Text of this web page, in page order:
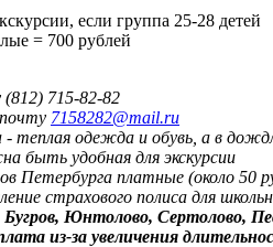
если группа 25-28 детей
= 700 рублей
715-82-82
7158282@mail.ru
- теплая одежда и обувь, а в
быть удобная для экскурсии
Петербурга платные (около 50
страхового полиса для
Бугров, Юнтолово, Сертолово,
из-за увеличения